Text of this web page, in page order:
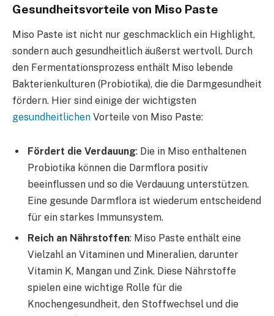
Gesundheitsvorteile von Miso Paste
Miso Paste ist nicht nur geschmacklich ein Highlight,
sondern auch gesundheitlich äußerst wertvoll. Durch
den Fermentationsprozess enthält Miso lebende
Bakterienkulturen (Probiotika), die die Darmgesundheit
fördern. Hier sind einige der wichtigsten
gesundheitlichen Vorteile von Miso Paste:
Fördert die Verdauung: Die in Miso enthaltenen
Probiotika können die Darmflora positiv
beeinflussen und so die Verdauung unterstützen.
Eine gesunde Darmflora ist wiederum entscheidend
für ein starkes Immunsystem.
Reich an Nährstoffen: Miso Paste enthält eine
Vielzahl an Vitaminen und Mineralien, darunter
Vitamin K, Mangan und Zink. Diese Nährstoffe
spielen eine wichtige Rolle für die
Knochengesundheit, den Stoffwechsel und die